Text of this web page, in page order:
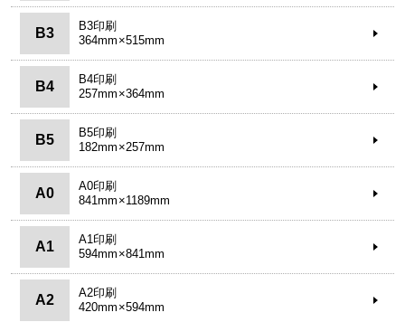
B3
B3印刷
364mm×515mm
B4
B4印刷
257mm×364mm
B5
B5印刷
182mm×257mm
A0
A0印刷
841mm×1189mm
A1
A1印刷
594mm×841mm
A2
A2印刷
420mm×594mm